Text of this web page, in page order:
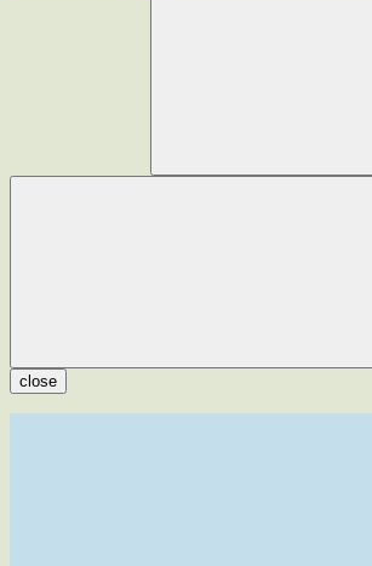
close